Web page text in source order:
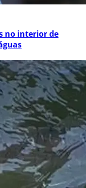
no interior de